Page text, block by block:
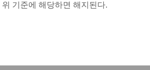
기준에 해당하면 해지된다.